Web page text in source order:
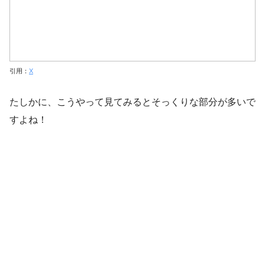
引用： X
たしかに、こうやって見てみるとそっくりな部分が多いで
すよね！